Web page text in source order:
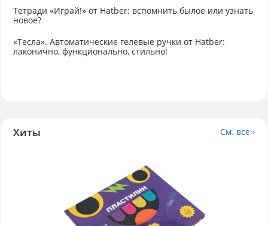
Тетради «Играй!» от Hatber: вспомнить былое или узнать
новое?
«Тесла». Автоматические гелевые ручки от Hatber:
лаконично, функционально, стильно!
Хиты См. все ›